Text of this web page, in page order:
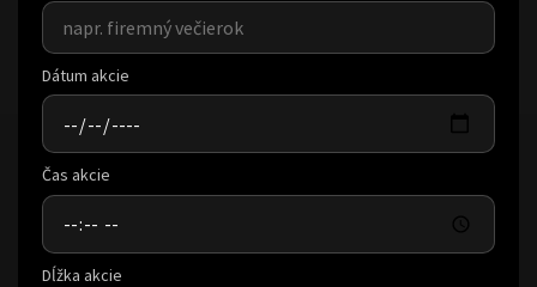
Dátum akcie
Čas akcie
Dĺžka akcie